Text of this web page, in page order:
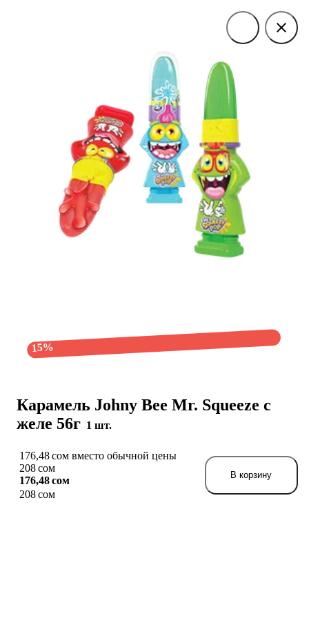
Карамель Johny Bee Mr. Squeeze с
желе 56г 1 шт.
15%
176,48 сом вместо обычной цены
208 сом
176,48 сом
208 сом
В корзину